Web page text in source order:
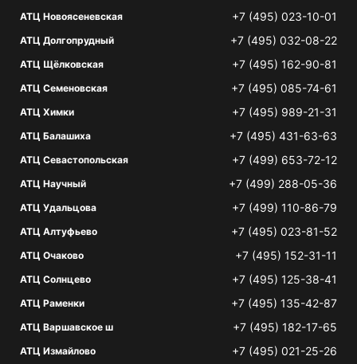
АТЦ Новоясеневская +7 (495) 023-10-01
АТЦ Долгопрудный +7 (495) 032-08-22
АТЦ Щёлковская +7 (495) 162-90-81
АТЦ Семеновская +7 (495) 085-74-61
АТЦ Химки +7 (495) 989-21-31
АТЦ Балашиха +7 (495) 431-63-63
АТЦ Севастопольская +7 (499) 653-72-12
АТЦ Научный +7 (499) 288-05-36
АТЦ Удальцова +7 (499) 110-86-79
АТЦ Алтуфьево +7 (495) 023-81-52
АТЦ Очаково +7 (495) 152-31-11
АТЦ Солнцево +7 (495) 125-38-41
АТЦ Раменки +7 (495) 135-42-87
АТЦ Варшавское ш +7 (495) 182-17-65
АТЦ Измайлово +7 (495) 021-25-26